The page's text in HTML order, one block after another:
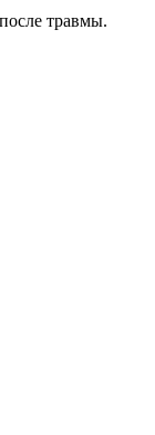
травмы.